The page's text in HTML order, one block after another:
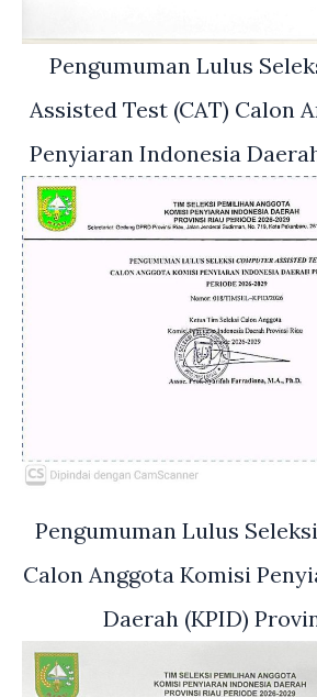
Pengumuman Lulus
Assisted Test (CAT) Calon
Penyiaran Indonesia
Pengumuman Lulus
Calon Anggota Komisi
Daerah (KPID)